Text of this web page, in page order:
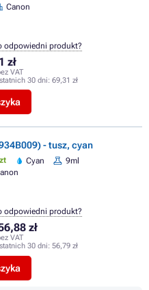
Canon
zł
VAT
30 dni: 69,31 zł
odpowiedni produkt?
- tusz, cyan
Cyan
9ml
zł
VAT
30 dni: 56,79 zł
odpowiedni produkt?